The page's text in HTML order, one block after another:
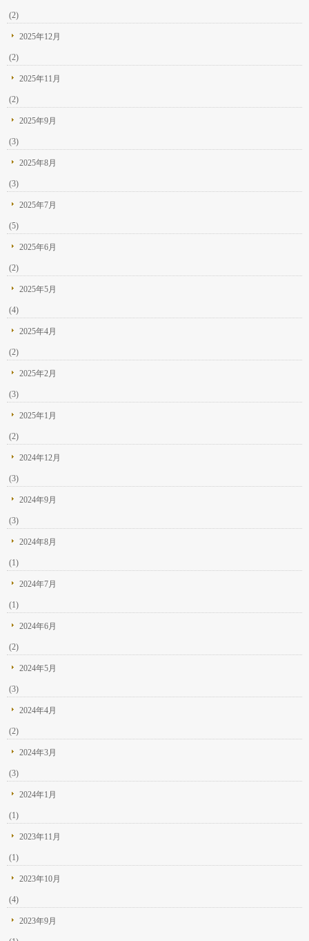
(2)
2025年12月
(2)
2025年11月
(2)
2025年9月
(3)
2025年8月
(3)
2025年7月
(5)
2025年6月
(2)
2025年5月
(4)
2025年4月
(2)
2025年2月
(3)
2025年1月
(2)
2024年12月
(3)
2024年9月
(3)
2024年8月
(1)
2024年7月
(1)
2024年6月
(2)
2024年5月
(3)
2024年4月
(2)
2024年3月
(3)
2024年1月
(1)
2023年11月
(1)
2023年10月
(4)
2023年9月